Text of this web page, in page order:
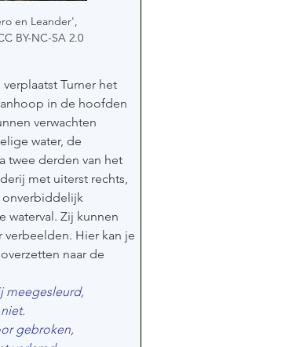
en Leander',
BY-NC-SA 2.0
Turner het
in de hoofden
verwachten
water, de
twee derden van het
met uiterst rechts,
waterval. Zij kunnen
verbeelden. Hier kan je
overzetten naar de
meegesleurd,
gebroken,